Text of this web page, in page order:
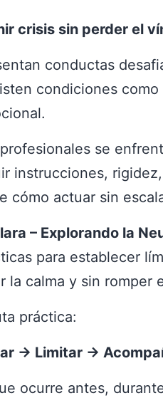
crisis sin perder el
conductas
condiciones como
se
instrucciones,
cómo actuar sin
– Explorando la
para establecer
la calma y sin romper
práctica:
→ Limitar →
ocurre antes,